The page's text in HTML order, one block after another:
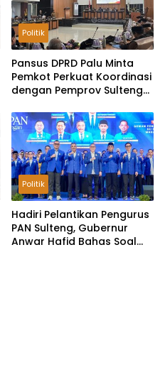
Politik
Pansus DPRD Palu Minta
Pemkot Perkuat Koordinasi
dengan Pemprov Sulteng
Pemungutan Pajak
Tambang
Politik
Hadiri Pelantikan Pengurus
PAN Sulteng, Gubernur
Anwar Hafid Bahas Soal